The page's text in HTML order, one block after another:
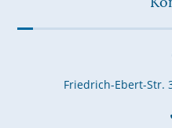
Friedrich-Ebert-Str.